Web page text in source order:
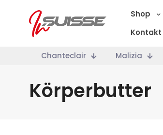
Shop
Kontakt
Chanteclair Malizia
Körperbutter